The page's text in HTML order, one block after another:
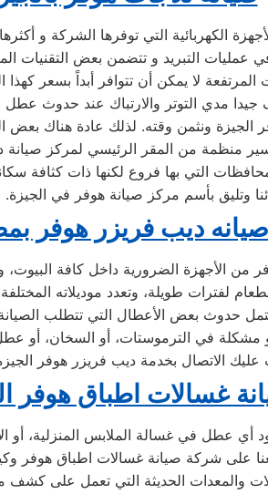
المرتفعة لا يمكن أن تتوافر أبداً بسعر
وتليق بأسم مركز صيانة هوفر في
صيانه ديب فريزر هوفر
غسالات اطباق هوفر
أي عطل في غسالة الملابس المنزلية، أو
والمعدات الحديثة التي تعمل على